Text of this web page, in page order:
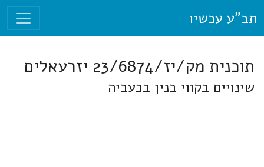
תב"ע עכשיו
תוכנית מק/יז/23/6874 יזרעאלים
שינויים בקווי בנין בכעביה